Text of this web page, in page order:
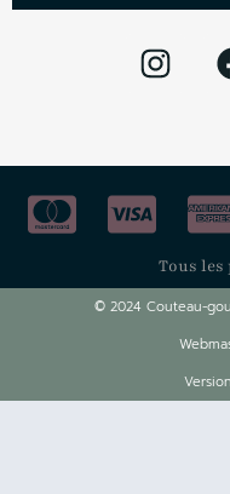
Tous
© 2024 Couteau-